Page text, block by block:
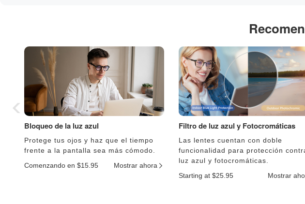
Bloqueo de la luz azul
Protege tus ojos y haz que el tiempo
frente a la pantalla sea más cómodo.
Comenzando en $15.95
Mostrar ahora
Filtro de luz azul y Fotocromáticas
Las lentes cuentan con doble
funcionalidad para protección
luz azul y fotocromáticas.
Starting at $25.95
Mostrar